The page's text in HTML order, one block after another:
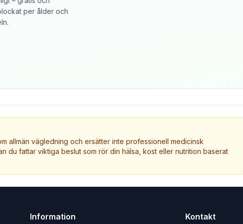
per ålder och
allmän vägledning och ersätter inte professionell medicinsk
du fattar viktiga beslut som rör din hälsa, kost eller nutrition baserat
Information Kontakt